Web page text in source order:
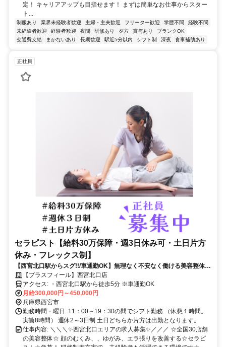
定！ キャリアアップも目指せます！ まずは簡単なお仕事からスター
ト...
制服あり 業界未経験者歓迎 主婦・主夫歓迎 フリーター歓迎 学歴不問
経験不問
未経験者歓迎
経験者歓迎 夜間 研修あり 夕方 賞与あり
ブランクOK
交通費支給
まかないあり 長期歓迎 駅近5分以内 シフト制 深夜 食事補助あり
正社員
セラピスト【給料30万保障・週3日休み可・土日片方
休み・フレックス制】
【西宮北口駅からスグ!!/車通勤OK】無理なく不安なく働ける美容整体サ
ロン 【プラスフィール】西宮北口店
アクセス: ・西宮北口駅から徒歩5分 ※車通勤OK
月給300,000円～450,000円
兵庫県西宮市
勤務時間・曜日: 11：00～19：30の間でシフト勤務 （休憩１時間。
実働8時間） 週休2～3日制 土日どちらか片方は出勤となります。
仕事内容: ＼＼＼✨西宮北口エリアの求人募集✨／／／ ☆全国30店舗
の美容整体☆ 顔のむくみ、、ゆがみ、エラ張りを改善する☆セラピ